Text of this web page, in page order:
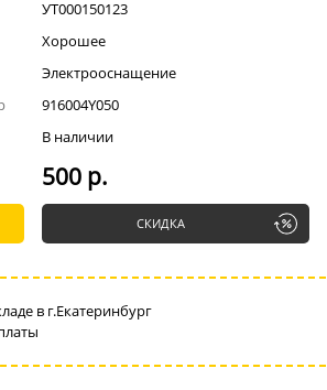
УТ000150123
Хорошее
Электрооснащение
916004Y050
В наличии
500 р.
СКИДКА
в г.Екатеринбург